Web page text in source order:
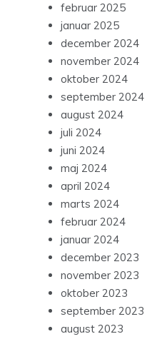
februar 2025
januar 2025
december 2024
november 2024
oktober 2024
september 2024
august 2024
juli 2024
juni 2024
maj 2024
april 2024
marts 2024
februar 2024
januar 2024
december 2023
november 2023
oktober 2023
september 2023
august 2023